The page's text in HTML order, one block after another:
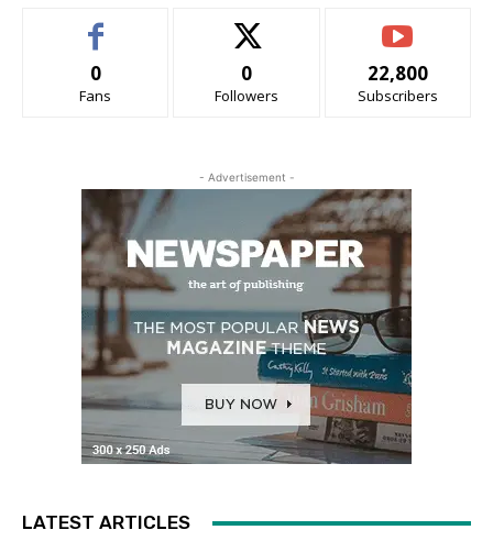
0
Fans
0
Followers
22,800
Subscribers
- Advertisement -
LATEST ARTICLES